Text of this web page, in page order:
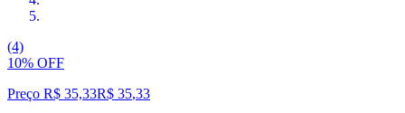
(4)
10% OFF
Preço R$ 35,33R$ 35,33